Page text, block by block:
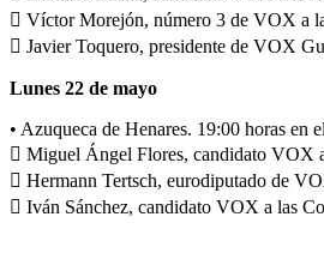
 Víctor Morejón, número 3 de VOX a
 Javier Toquero, presidente de VOX
Lunes 22 de mayo
• Azuqueca de Henares. 19:00 horas
 Miguel Ángel Flores, candidato VOX
 Hermann Tertsch, eurodiputado de
 Iván Sánchez, candidato VOX a las